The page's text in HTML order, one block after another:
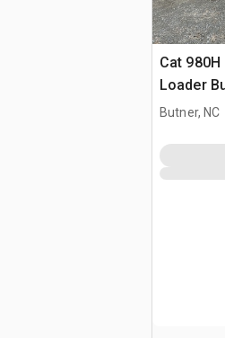
Cat 980H
Loader
Butner, NC